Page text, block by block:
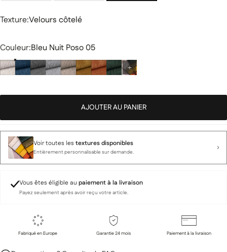
Texture
Texture:Velours côtelé
Couleur
Couleur:Bleu Nuit Poso 05
AJOUTER AU PANIER
Voir toutes les textures disponibles
Entièrement personnalisable sur demande.
Vous êtes éligible au paiement à la livraison
Payez seulement après avoir reçu votre article.
Fabriqué en Europe Garantie 24 mois Paiement à la livraison